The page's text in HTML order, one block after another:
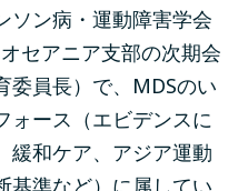
ソン病・運動障害学会
セアニア支部の次期会
委員長）で、MDSのい
ォース（エビデンスに
緩和ケア、アジア運動
基準など）に属してい